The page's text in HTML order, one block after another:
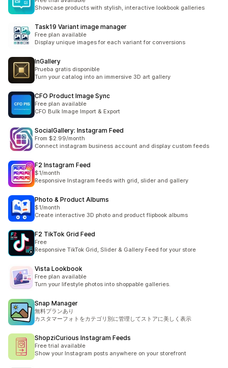
Showcase products with stylish, interactive lookbook galleries
Task19 Variant image manager
Free plan available
Display unique images for each variant for conversions
InGallery
Prueba gratis disponible
Turn your catalog into an immersive 3D art gallery
CFO Product Image Sync
Free plan available
CFO Bulk Image Import & Export
SocialGallery: Instagram Feed
From $2.99/month
Connect instagram business account and display custom feeds
F2 Instagram Feed
$1/month
Responsive Instagram feeds with grid, slider and gallery
Photo & Product Albums
$1/month
Create interactive 3D photo and product flipbook albums
F2 TikTok Grid Feed
Free
Responsive TikTok Grid, Slider & Gallery Feed for your store
Vista Lookbook
Free plan available
Turn your lifestyle photos into shoppable galleries.
Snap Manager
無料プランあり
カスタマーフォトをカテゴリ別に管理してストアに美しく表示
ShopziCurious Instagram Feeds
Free trial available
Show your Instagram posts anywhere on your storefront